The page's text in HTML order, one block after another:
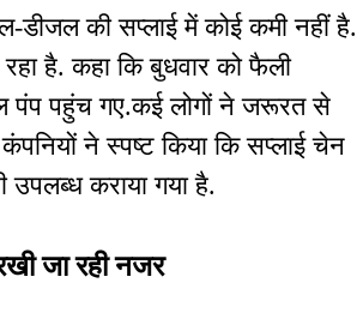
डीजल की सप्लाई में कोई कमी नहीं है.
है. कहा कि बुधवार को फैली
पंप पहुंच गए.कई लोगों ने जरूरत से
ने स्पष्ट किया कि सप्लाई चेन
कराया गया है.
जा रही नजर